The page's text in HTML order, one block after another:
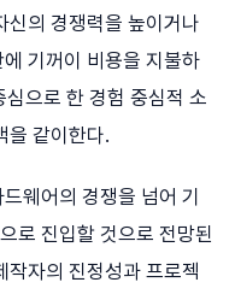
신의 경쟁력을 높이거나
기꺼이 비용을 지불하
으로 한 경험 중심적 소
을 같이한다.
웨어의 경쟁을 넘어 기
로 진입할 것으로 전망된
작자의 진정성과 프로젝